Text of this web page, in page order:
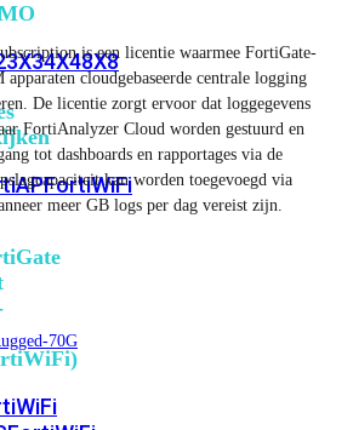
3X34X48X8
FortiWiFi
is een licentie waarmee FortiGate-
cloudgebaseerde centrale logging
De licentie zorgt ervoor dat loggegevens
FortiAnalyzer Cloud worden gestuurd en
tot dashboards en rapportages via de
kan worden toegevoegd via
meer GB logs per dag vereist zijn.
70G